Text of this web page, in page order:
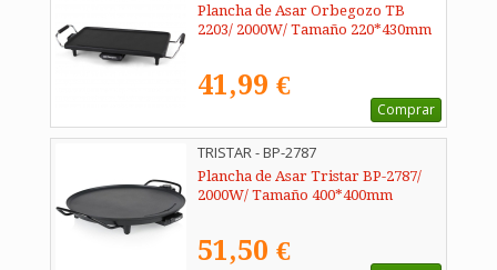
Plancha de Asar Orbegozo TB
2203/ 2000W/ Tamaño 220*430mm
41,99 €
Comprar
TRISTAR - BP-2787
Plancha de Asar Tristar BP-2787/
2000W/ Tamaño 400*400mm
51,50 €